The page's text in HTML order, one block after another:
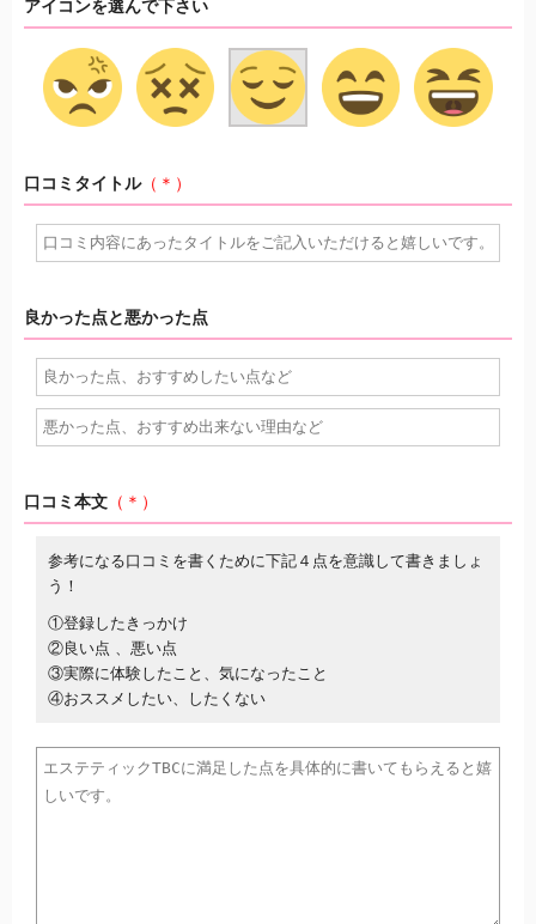
アイコンを選んで下さい
口コミタイトル（＊）
良かった点と悪かった点
口コミ本文 （＊）
参考になる口コミを書くために下記４点を意識して書きましょ
う！
①登録したきっかけ
②良い点 、悪い点
③実際に体験したこと、気になったこと
④おススメしたい、したくない